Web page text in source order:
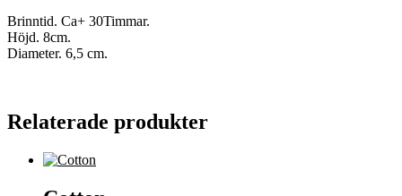
Brinntid. Ca+ 30Timmar.
Höjd. 8cm.
Diameter. 6,5 cm.
Relaterade produkter